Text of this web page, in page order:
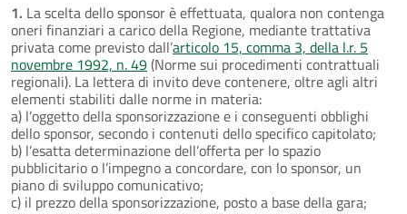
1. La scelta dello sponsor è effettuata, qualora non contenga
oneri finanziari a carico della Regione, mediante trattativa
privata come previsto dall’articolo 15, comma 3, della l.r. 5
novembre 1992, n. 49(Norme sui procedimenti contrattuali
regionali). La lettera di invito deve contenere, oltre agli altri
elementi stabiliti dalle norme in materia:
a) l’oggetto della sponsorizzazione e i conseguenti obblighi
dello sponsor, secondo i contenuti dello specifico capitolato;
b) l’esatta determinazione dell’offerta per lo spazio
pubblicitario o l’impegno a concordare, con lo sponsor, un
piano di sviluppo comunicativo;
c) il prezzo della sponsorizzazione, posto a base della gara;